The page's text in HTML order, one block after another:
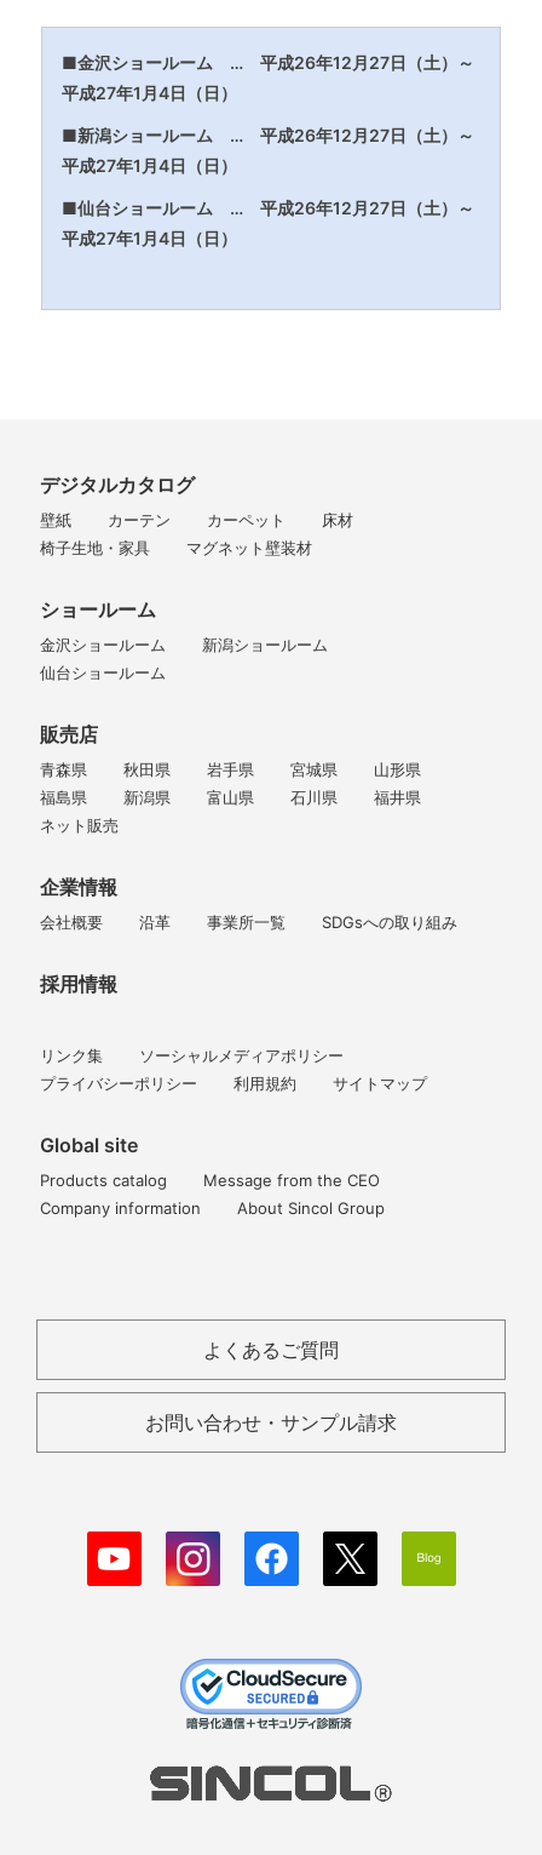
■金沢ショールーム …平成26年12月27日（土）～
平成27年1 月4日（日）
■新潟ショールーム …平成26年12月27日（土）～
平成27年1 月4日（日）
■仙台ショールーム …平成26年12月27日（土）～
平成27年1 月4日（日）
デジタルカタログ
壁紙 カーテン カーペット
床材
椅子生地・家具
マグネット壁装材
ショールーム
金沢ショールーム
新潟ショールーム
仙台ショールーム
販売店
青森県 秋田県 岩手県 宮城県
山形県
福島県
新潟県 富山県 石川県
福井県
ネット販売
企業情報
会社概要 沿革 事業所一覧 SDGsへの取り組み
採用情報
リンク集
ソーシャルメディアポリシー
プライバシーポリシー
利用規約 サイトマップ
Global site
Products catalog
Message from the CEO
Company information
About Sincol Group
よくあるご質問
お問い合わせ・サンプル請求